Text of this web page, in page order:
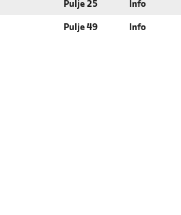
Pulje 25 Info
Pulje 49 Info